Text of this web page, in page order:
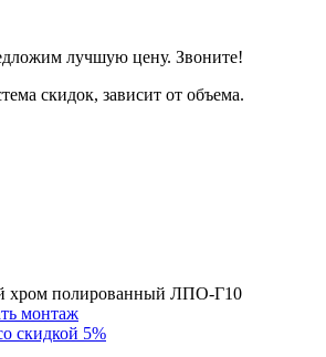
лучшую цену. Звоните!
скидок, зависит от объема.
монтаж
скидкой 5%